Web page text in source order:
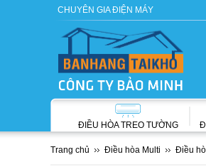
CHUYÊN GIA ĐIỆN MÁY
ĐIỀU HÒA TREO TƯỜNG
Trang chủ Điều hòa Multi Điều